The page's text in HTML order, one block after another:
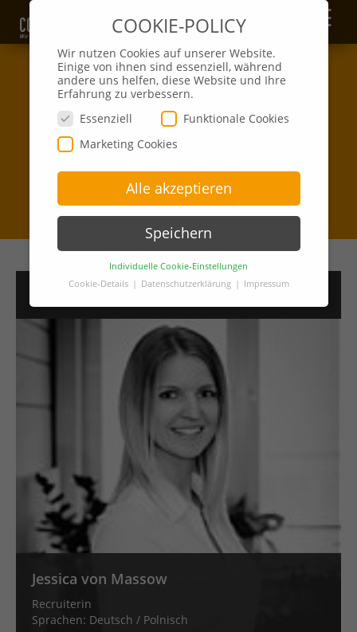
☰
Ihr Ansprechpartner
Jessica von Massow
Recruiterin
Sprachen: Deutsch / Polnisch
COOKIE-POLICY
Wir nutzen Cookies auf unserer Website.
Einige von ihnen sind essenziell, während
andere uns helfen, diese Website und Ihre
Erfahrung zu verbessern.
Essenziell
Funktionale Cookies
Marketing Cookies
Alle akzeptieren
Speichern
Individuelle Cookie-Einstellungen
Cookie-Details
Datenschutzerklärung Impressum
Datenschutzeinstellungen
Hier finden Sie eine Übersicht über alle
verwendeten Cookies. Sie können Ihre
Einwilligung zu ganzen Kategorien geben oder
sich weitere Informationen anzeigen lassen und
so nur bestimmte Cookies auswählen.
Essenziell (1)
Essenzielle Cookies ermöglichen grundlegende
Funktionen und sind für die einwandfreie Funktion der
Website erforderlich.
Cookie-Informationen anzeigen
Funktionale Cookies (2)
Mit Tools von externen Anbietern wie z.B. Youtube oder
GoogleMaps möchten wir unseren Besuchern einen